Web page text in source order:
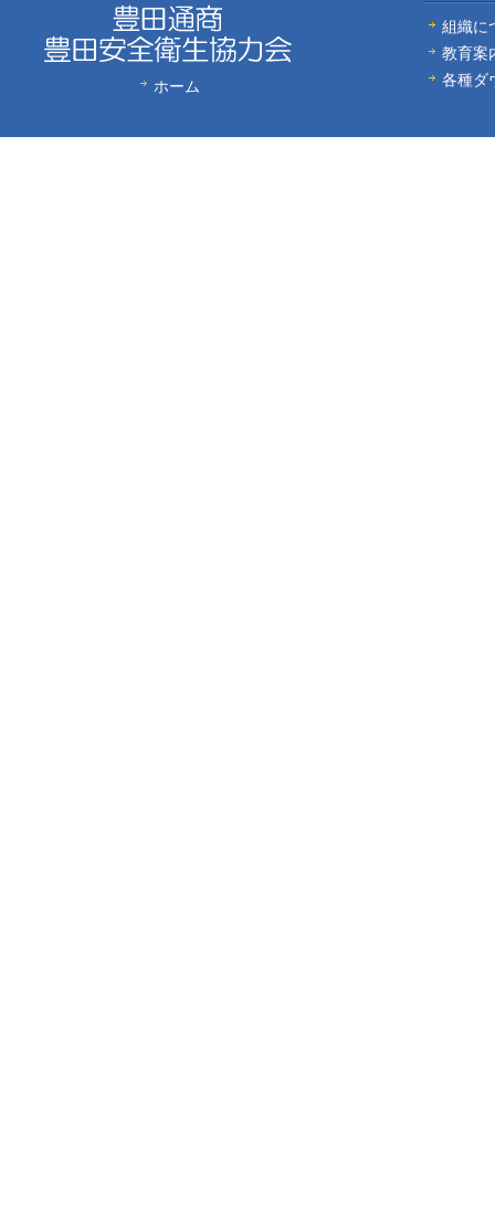
ホーム
組織に
教育案
各種ダ